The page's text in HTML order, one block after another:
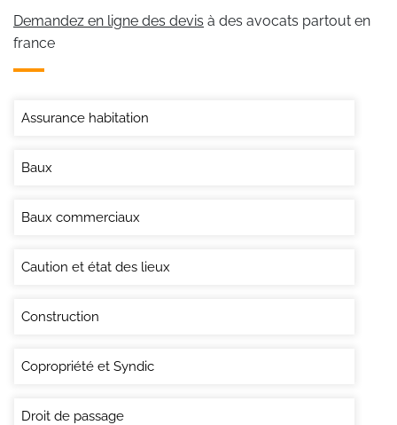
Demandez en ligne des devis à des avocats partout en
france
Assurance habitation
Baux
Baux commerciaux
Caution et état des lieux
Construction
Copropriété et Syndic
Droit de passage